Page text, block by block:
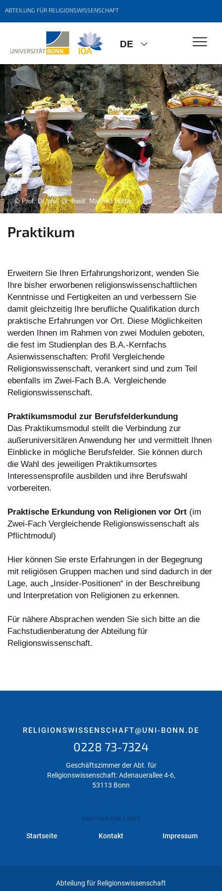
ABTEILUNG FÜR RELIGIONSWISSENSCHAFT
DE
© Prof. Dr. phil. Dr. theol. Manfred Hutter
Praktikum
Erweitern Sie Ihren Erfahrungshorizont, wenden Sie
Ihre bisher erworbenen religionswissenschaftlichen
Kenntnisse und Fertigkeiten an und verbessern Sie
damit gleichzeitig Ihre berufliche Qualifikation durch
praktische Erfahrungen vor Ort. Diese Möglichkeiten
werden Ihnen im Rahmen von zwei Modulen geboten,
die fest im Studienplan des B.A.-Kernfachs
Asienwissenschaften: Profil Vergleichende
Religionswissenschaft, verankert sind und zum Teil
ebenfalls im Zwei-Fach B.A. Vergleichende
Religionswissenschaft.
Praktikumsmodul zur Berufsfelderkundung
Das Praktikumsmodul stellt die Verbindung zur
außeruniversitären Anwendung her und vermittelt Ihnen
Einblicke in mögliche Berufsfelder. Sie können durch
die Wahl des jeweiligen Praktikumsortes
Interessensprofile ausbilden und ihre Berufswahl
vorbereiten.
Praktische Erkundung von Religionen vor Ort (im
Zwei-Fach Vergleichende Religionswissenschaft als
Pflichtmodul)
Hier können Sie erste Erfahrungen in der Begegnung
mit religiösen Gruppen machen und sind dadurch in der
Lage, auch „Insider-Positionen“ in der Beschreibung
und Interpretation von Religionen zu erkennen.
Für nähere Absprachen wenden Sie sich bitte an die
Fachstudienberatung der Abteilung für
Religionswissenschaft.
RELIGIONSWISSENSCHAFT@UNI-BONN.DE
0228 73-7324
Geschäftszimmer der Abt. für
Religionswissenschaft: Adenauerallee 4-6,
53113 Bonn
EMPFOHLENE LINKS
Startseite Kontakt Impressum
Abteilung für Religionswissenschaft